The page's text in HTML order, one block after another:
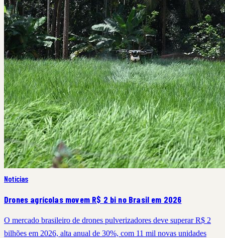
Notícias
Drones agrícolas movem R$ 2 bi no Brasil em 2026
O mercado brasileiro de drones pulverizadores deve superar R$ 2
bilhões em 2026, alta anual de 30%, com 11 mil novas unidades